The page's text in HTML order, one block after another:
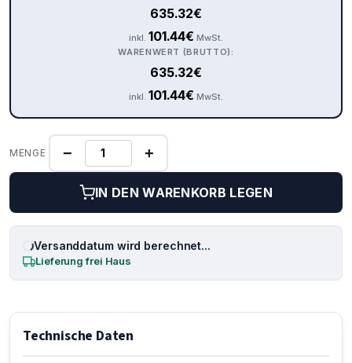
635.32€
inkl. 101.44€ MwSt.
WARENWERT (BRUTTO):
635.32€
inkl. 101.44€ MwSt.
MENGE − +
IN DEN WARENKORB LEGEN
Versanddatum wird berechnet...
Lieferung frei Haus
Technische Daten